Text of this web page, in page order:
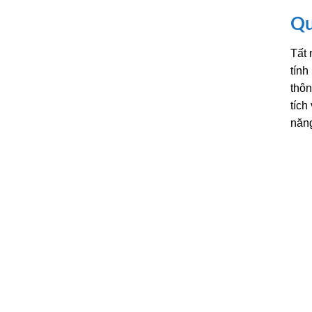
Tất
tính
tích